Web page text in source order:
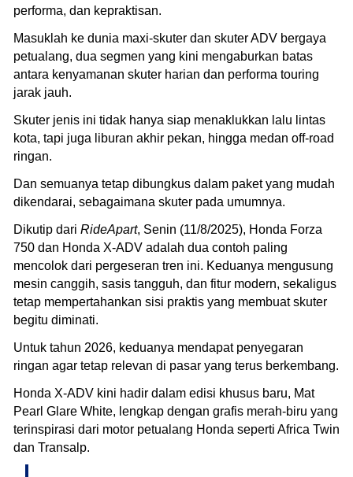
performa, dan kepraktisan.
Masuklah ke dunia maxi-skuter dan skuter ADV bergaya
petualang, dua segmen yang kini mengaburkan batas
antara kenyamanan skuter harian dan performa touring
jarak jauh.
Skuter jenis ini tidak hanya siap menaklukkan lalu lintas
kota, tapi juga liburan akhir pekan, hingga medan off-road
ringan.
Dan semuanya tetap dibungkus dalam paket yang mudah
dikendarai, sebagaimana skuter pada umumnya.
Dikutip dari RideApart, Senin (11/8/2025), Honda Forza
750 dan Honda X-ADV adalah dua contoh paling
mencolok dari pergeseran tren ini. Keduanya mengusung
mesin canggih, sasis tangguh, dan fitur modern, sekaligus
tetap mempertahankan sisi praktis yang membuat skuter
begitu diminati.
Untuk tahun 2026, keduanya mendapat penyegaran
ringan agar tetap relevan di pasar yang terus berkembang.
Honda X-ADV kini hadir dalam edisi khusus baru, Mat
Pearl Glare White, lengkap dengan grafis merah-biru yang
terinspirasi dari motor petualang Honda seperti Africa Twin
dan Transalp.